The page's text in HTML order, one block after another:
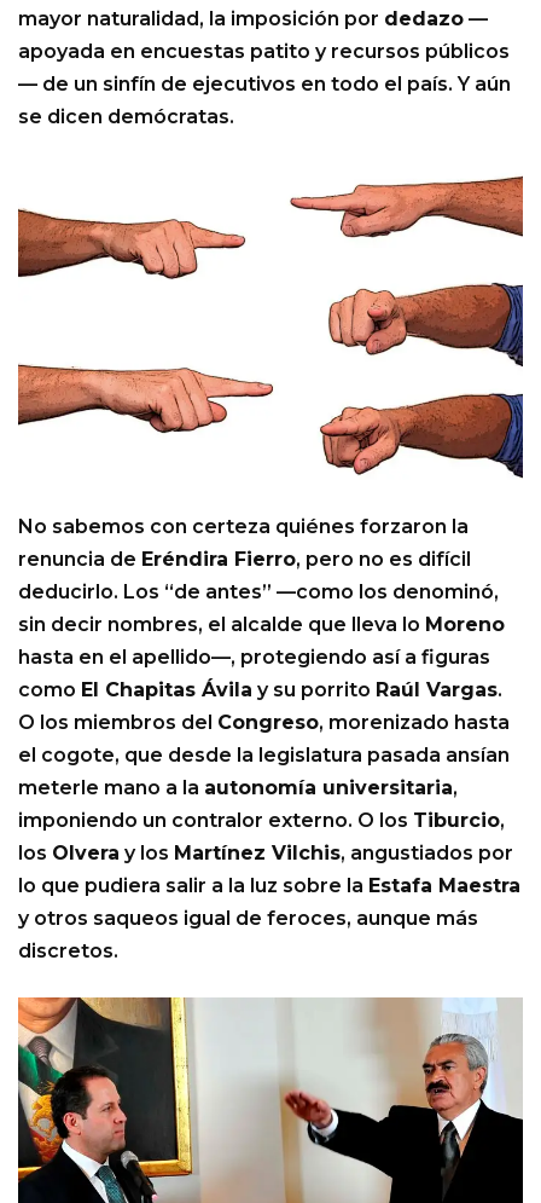
mayor naturalidad, la imposición por dedazo —
apoyada en encuestas patito y recursos públicos
— de un sinfín de ejecutivos en todo el país. Y aún
se dicen demócratas.
No sabemos con certeza quiénes forzaron la
renuncia de Eréndira Fierro, pero no es difícil
deducirlo. Los “de antes” —como los denominó,
sin decir nombres, el alcalde que lleva lo Moreno
hasta en el apellido—, protegiendo así a figuras
como El Chapitas Ávila y su porrito Raúl Vargas.
O los miembros del Congreso, morenizado hasta
el cogote, que desde la legislatura pasada ansían
meterle mano a la autonomía universitaria,
imponiendo un contralor externo. O los Tiburcio,
los Olvera y los Martínez Vilchis, angustiados por
lo que pudiera salir a la luz sobre la Estafa Maestra
y otros saqueos igual de feroces, aunque más
discretos.